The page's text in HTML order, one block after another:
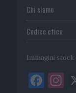
Chi siamo
Codice etico
Immagini stock